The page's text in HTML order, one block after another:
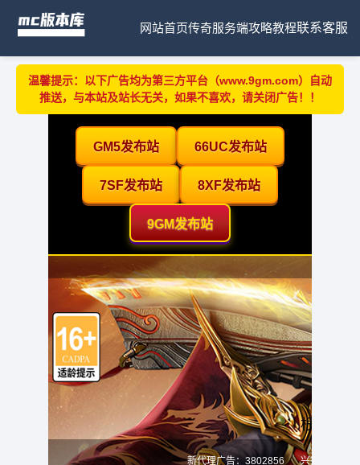
网站首页传奇服务端攻略教程联系客服
温馨提示：以下广告均为第三方平台（www.9gm.com）自动
推送，与本站及站长无关，如果不喜欢，请关闭广告！！